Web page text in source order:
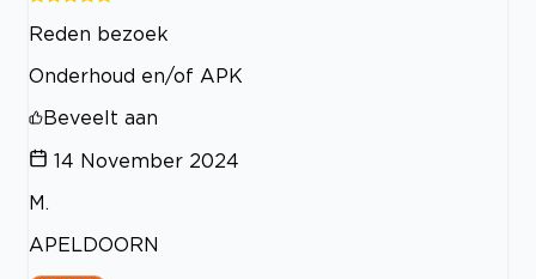
Reden bezoek
Onderhoud en/of APK
Beveelt aan
14 November 2024
M.
APELDOORN